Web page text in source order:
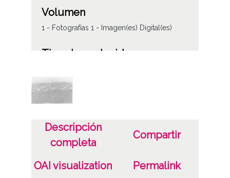
Volumen
1 - Fotografías 1 - Imagen(es) Digital(es)
Tipo de contenido
Soporte
Características del soporte
13 x 18 cm
B/N
Descripción
completa
Compartir
OAI visualization Permalink